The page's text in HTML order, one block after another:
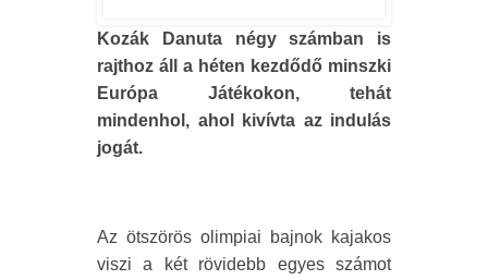
Kozák Danuta négy számban is
rajthoz áll a héten kezdődő minszki
Európa Játékokon, tehát
mindenhol, ahol kivívta az indulás
jogát.
Az ötszörös olimpiai bajnok kajakos
viszi a két rövidebb egyes számot